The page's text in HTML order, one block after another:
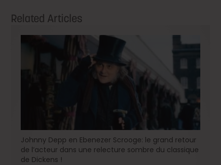
Related Articles
Johnny Depp en Ebenezer Scrooge: le grand retour
de l’acteur dans une relecture sombre du classique
de Dickens !